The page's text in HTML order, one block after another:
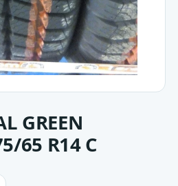
GREEN
65 R14 C